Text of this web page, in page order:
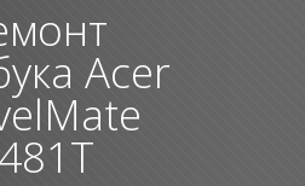
Acer